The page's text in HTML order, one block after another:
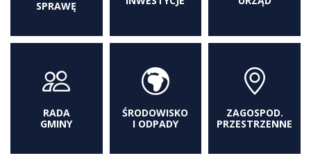
SPRAWĘ
RADA
GMINY
ŚRODOWISKO
I ODPADY
ZAGOSPOD.
PRZESTRZENNE